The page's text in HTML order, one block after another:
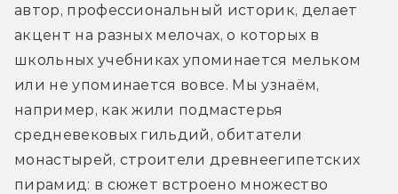
автор, профессиональный историк, делает
акцент на разных мелочах, о которых в
школьных учебниках упоминается мельком
или не упоминается вовсе. Мы узнаём,
например, как жили подмастерья
средневековых гильдий, обитатели
монастырей, строители древнеегипетских
пирамид: в сюжет встроено множество